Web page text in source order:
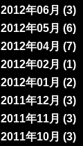
2012年06月 (3)
2012年05月 (6)
2012年04月 (7)
2012年02月 (1)
2012年01月 (2)
2011年12月 (3)
2011年11月 (3)
2011年10月 (3)